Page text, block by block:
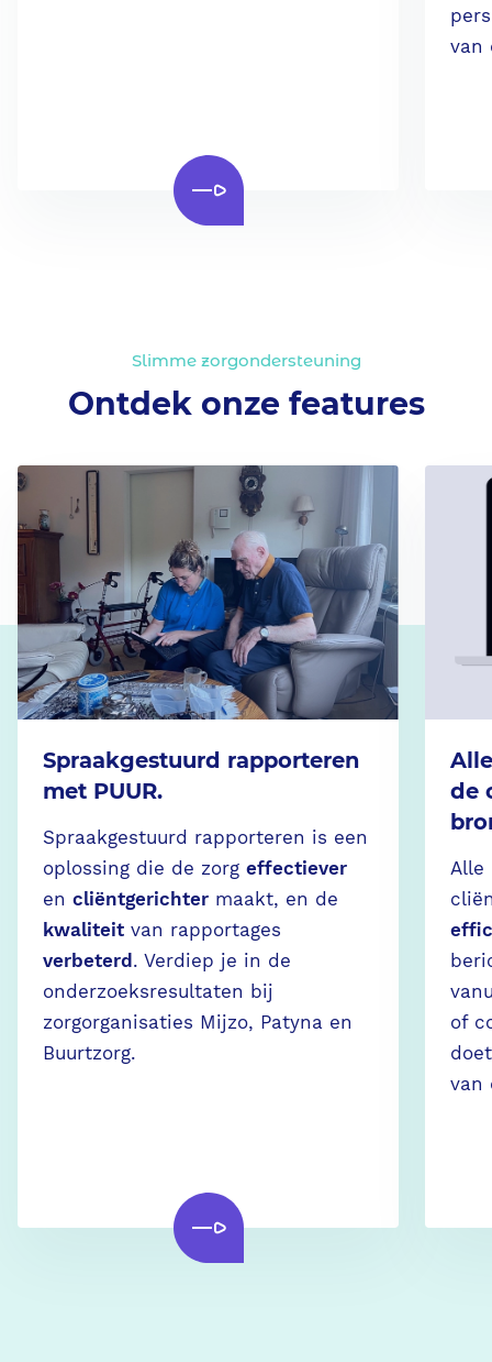
van
Slimme zorgondersteuning
Ontdek onze features
Spraakgestuurd rapporteren
met PUUR.
Spraakgestuurd rapporteren is een
oplossing die de zorg effectiever
en cliëntgerichtermaakt, en de
kwaliteitvan rapportages
verbeterd . Verdiep je in de
onderzoeksresultaten bij
zorgorganisaties Mijzo, Patyna en
Buurtzorg.
de
Alle
of
van